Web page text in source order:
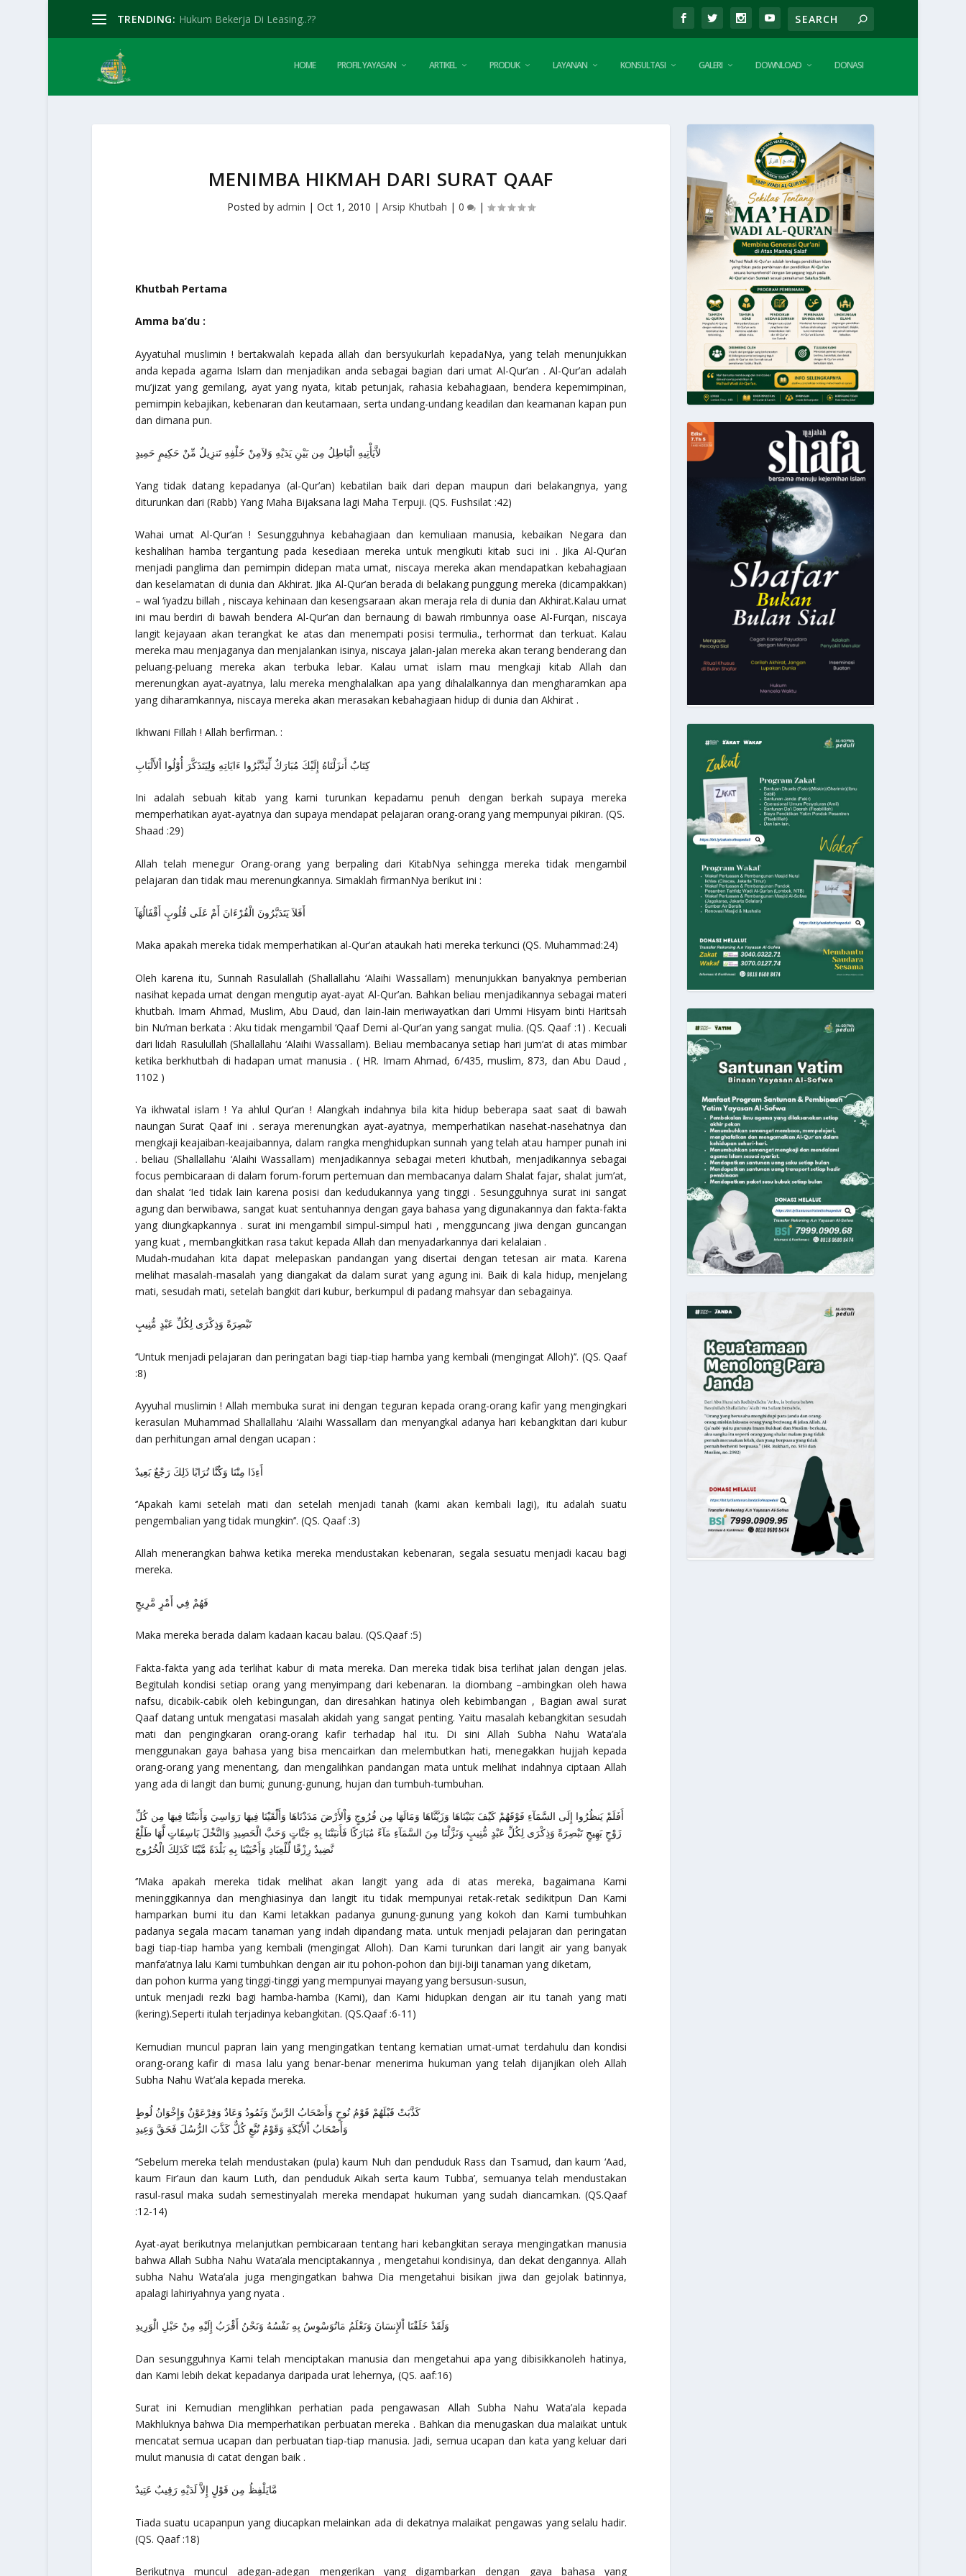
TRENDING: Hukum Bekerja Di Leasing..??
HOME PROFIL YAYASAN ARTIKEL PRODUK LAYANAN KONSULTASI GALERI DOWNLOAD DONASI
MENIMBA HIKMAH DARI SURAT QAAF
Posted by admin | Oct 1, 2010 | Arsip Khutbah | 0 |
Khutbah Pertama
Amma ba’du :
Ayyatuhal muslimin ! bertakwalah kepada allah dan bersyukurlah kepadaNya, yang telah menunjukkan
anda kepada agama Islam dan menjadikan anda sebagai bagian dari umat Al-Qur’an . Al-Qur’an adalah
mu’jizat yang gemilang, ayat yang nyata, kitab petunjak, rahasia kebahagiaan, bendera kepemimpinan,
pemimpin kebajikan, kebenaran dan keutamaan, serta undang-undang keadilan dan keamanan kapan pun
dan dimana pun.
لاَّيَأْتِيهِ الْبَاطِلُ مِن بَيْنِ يَدَيْهِ وَلاَمِنْ خَلْفِهِ تَنزِيلٌ مِّنْ حَكِيمٍ حَمِيدٍ
Yang tidak datang kepadanya (al-Qur’an) kebatilan baik dari depan maupun dari belakangnya, yang
diturunkan dari (Rabb) Yang Maha Bijaksana lagi Maha Terpuji. (QS. Fushsilat :42)
Wahai umat Al-Qur’an ! Sesungguhnya kebahagiaan dan kemuliaan manusia, kebaikan Negara dan
keshalihan hamba tergantung pada kesediaan mereka untuk mengikuti kitab suci ini . Jika Al-Qur’an
menjadi panglima dan pemimpin didepan mata umat, niscaya mereka akan mendapatkan kebahagiaan
dan keselamatan di dunia dan Akhirat. Jika Al-Qur’an berada di belakang punggung mereka (dicampakkan)
– wal ‘iyadzu billah , niscaya kehinaan dan kesengsaraan akan meraja rela di dunia dan Akhirat.Kalau umat
ini mau berdiri di bawah bendera Al-Qur’an dan bernaung di bawah rimbunnya oase Al-Furqan, niscaya
langit kejayaan akan terangkat ke atas dan menempati posisi termulia., terhormat dan terkuat. Kalau
mereka mau menjaganya dan menjalankan isinya, niscaya jalan-jalan mereka akan terang benderang dan
peluang-peluang mereka akan terbuka lebar. Kalau umat islam mau mengkaji kitab Allah dan
merenungkan ayat-ayatnya, lalu mereka menghalalkan apa yang dihalalkannya dan mengharamkan apa
yang diharamkannya, niscaya mereka akan merasakan kebahagiaan hidup di dunia dan Akhirat .
Ikhwani Fillah ! Allah berfirman. :
كِتَابٌ أَنزَلْنَاهُ إِلَيْكَ مُبَارَكٌ لِّيَدَّبَّرُوا ءَايَاتِهِ وَلِيَتَذَكَّرَ أُوْلُوا اْلأَلْبَابِ
Ini adalah sebuah kitab yang kami turunkan kepadamu penuh dengan berkah supaya mereka
memperhatikan ayat-ayatnya dan supaya mendapat pelajaran orang-orang yang mempunyai pikiran. (QS.
Shaad :29)
Allah telah menegur Orang-orang yang berpaling dari KitabNya sehingga mereka tidak mengambil
pelajaran dan tidak mau merenungkannya. Simaklah firmanNya berikut ini :
أَفَلاَ يَتَدَبَّرُونَ الْقُرْءَانَ أَمْ عَلَى قُلُوبٍ أَقْفَالُهَآ
Maka apakah mereka tidak memperhatikan al-Qur’an ataukah hati mereka terkunci (QS. Muhammad:24)
Oleh karena itu, Sunnah Rasulallah (Shallallahu ‘Alaihi Wassallam) menunjukkan banyaknya pemberian
nasihat kepada umat dengan mengutip ayat-ayat Al-Qur’an. Bahkan beliau menjadikannya sebagai materi
khutbah. Imam Ahmad, Muslim, Abu Daud, dan lain-lain meriwayatkan dari Ummi Hisyam binti Haritsah
bin Nu’man berkata : Aku tidak mengambil ‘Qaaf Demi al-Qur’an yang sangat mulia. (QS. Qaaf :1) . Kecuali
dari lidah Rasulullah (Shallallahu ‘Alaihi Wassallam). Beliau membacanya setiap hari jum’at di atas mimbar
ketika berkhutbah di hadapan umat manusia . ( HR. Imam Ahmad, 6/435, muslim, 873, dan Abu Daud ,
1102 )
Ya ikhwatal islam ! Ya ahlul Qur’an ! Alangkah indahnya bila kita hidup beberapa saat saat di bawah
naungan Surat Qaaf ini . seraya merenungkan ayat-ayatnya, memperhatikan nasehat-nasehatnya dan
mengkaji keajaiban-keajaibannya, dalam rangka menghidupkan sunnah yang telah atau hamper punah ini
. beliau (Shallallahu ‘Alaihi Wassallam) menjadikannya sebagai meteri khutbah, menjadikannya sebagai
focus pembicaraan di dalam forum-forum pertemuan dan membacanya dalam Shalat fajar, shalat jum’at,
dan shalat ‘Ied tidak lain karena posisi dan kedudukannya yang tinggi . Sesungguhnya surat ini sangat
agung dan berwibawa, sangat kuat sentuhannya dengan gaya bahasa yang digunakannya dan fakta-fakta
yang diungkapkannya . surat ini mengambil simpul-simpul hati , mengguncang jiwa dengan guncangan
yang kuat , membangkitkan rasa takut kepada Allah dan menyadarkannya dari kelalaian .
Mudah-mudahan kita dapat melepaskan pandangan yang disertai dengan tetesan air mata. Karena
melihat masalah-masalah yang diangakat da dalam surat yang agung ini. Baik di kala hidup, menjelang
mati, sesudah mati, setelah bangkit dari kubur, berkumpul di padang mahsyar dan sebagainya.
تَبْصِرَةً وَذِكْرَى لِكُلِّ عَبْدٍ مُّنِيبٍ
‘’Untuk menjadi pelajaran dan peringatan bagi tiap-tiap hamba yang kembali (mengingat Alloh)’’. (QS. Qaaf
:8)
Ayyuhal muslimin ! Allah membuka surat ini dengan teguran kepada orang-orang kafir yang mengingkari
kerasulan Muhammad Shallallahu ‘Alaihi Wassallam dan menyangkal adanya hari kebangkitan dari kubur
dan perhitungan amal dengan ucapan :
أَءِذَا مِتْنَا وَكُنَّا تُرَابًا ذَلِكَ رَجْعٌ بَعِيدٌ
‘’Apakah kami setelah mati dan setelah menjadi tanah (kami akan kembali lagi), itu adalah suatu
pengembalian yang tidak mungkin’’. (QS. Qaaf :3)
Allah menerangkan bahwa ketika mereka mendustakan kebenaran, segala sesuatu menjadi kacau bagi
mereka.
فَهُمْ فِي أَمْرٍ مَّرِيجٍ
Maka mereka berada dalam kadaan kacau balau. (QS.Qaaf :5)
Fakta-fakta yang ada terlihat kabur di mata mereka. Dan mereka tidak bisa terlihat jalan dengan jelas.
Begitulah kondisi setiap orang yang menyimpang dari kebenaran. Ia diombang –ambingkan oleh hawa
nafsu, dicabik-cabik oleh kebingungan, dan diresahkan hatinya oleh kebimbangan , Bagian awal surat
Qaaf datang untuk mengatasi masalah akidah yang sangat penting. Yaitu masalah kebangkitan sesudah
mati dan pengingkaran orang-orang kafir terhadap hal itu. Di sini Allah Subha Nahu Wata’ala
menggunakan gaya bahasa yang bisa mencairkan dan melembutkan hati, menegakkan hujjah kepada
orang-orang yang menentang, dan mengalihkan pandangan mata untuk melihat indahnya ciptaan Allah
yang ada di langit dan bumi; gunung-gunung, hujan dan tumbuh-tumbuhan.
أَفَلَمْ يَنظُرُوا إِلَى السَّمَآءِ فَوْقَهُمْ كَيْفَ بَنَيْنَاهَا وَزَيَّنَّاهَا وَمَالَهَا مِن فُرُوجٍ وَاْلأَرْضَ مَدَدْنَاهَا وَأَلْقَيْنَا فِيهَا رَوَاسِيَ وَأَنبَتْنَا فِيهَا مِن كُلِّ
زَوْجٍ بَهِيجٍ تَبْصِرَةً وَذِكْرَى لِكُلِّ عَبْدٍ مُّنِيبٍ وَنَزَّلْنَا مِنَ السَّمَآءِ مَآءً مُبَارَكًا فَأَنبَتْنَا بِهِ جَنَّاتٍ وَحَبَّ الْحَصِيدِ وَالنَّخْلَ بَاسِقَاتٍ لَّهَا طَلْعٌ
نَّضِيدٌ رِزْقًا لِّلْعِبَادِ وَأَحْيَيْنَا بِهِ بَلْدَةً مَّيْتًا كَذَلِكَ الْخُرُوج
‘’Maka apakah mereka tidak melihat akan langit yang ada di atas mereka, bagaimana Kami
meninggikannya dan menghiasinya dan langit itu tidak mempunyai retak-retak sedikitpun Dan Kami
hamparkan bumi itu dan Kami letakkan padanya gunung-gunung yang kokoh dan Kami tumbuhkan
padanya segala macam tanaman yang indah dipandang mata. untuk menjadi pelajaran dan peringatan
bagi tiap-tiap hamba yang kembali (mengingat Alloh). Dan Kami turunkan dari langit air yang banyak
manfa’atnya lalu Kami tumbuhkan dengan air itu pohon-pohon dan biji-biji tanaman yang diketam,
dan pohon kurma yang tinggi-tinggi yang mempunyai mayang yang bersusun-susun,
untuk menjadi rezki bagi hamba-hamba (Kami), dan Kami hidupkan dengan air itu tanah yang mati
(kering).Seperti itulah terjadinya kebangkitan. (QS.Qaaf :6-11)
Kemudian muncul papran lain yang mengingatkan tentang kematian umat-umat terdahulu dan kondisi
orang-orang kafir di masa lalu yang benar-benar menerima hukuman yang telah dijanjikan oleh Allah
Subha Nahu Wat’ala kepada mereka.
كَذَّبَتْ قَبْلَهُمْ قَوْمُ نُوحٍ وَأَصْحَابُ الرَّسِّ وَثَمُودُ وَعَادٌ وَفِرْعَوْنٌ وَإِخْوَانُ لُوطٍ
وَأَصْحَابُ اْلأَيْكَةِ وَقَوْمُ تُبَّعٍ كُلٌّ كَذَّبَ الرُّسُلَ فَحَقَّ وَعِيدِ
‘’Sebelum mereka telah mendustakan (pula) kaum Nuh dan penduduk Rass dan Tsamud, dan kaum ‘Aad,
kaum Fir’aun dan kaum Luth, dan penduduk Aikah serta kaum Tubba’, semuanya telah mendustakan
rasul-rasul maka sudah semestinyalah mereka mendapat hukuman yang sudah diancamkan. (QS.Qaaf
:12-14)
Ayat-ayat berikutnya melanjutkan pembicaraan tentang hari kebangkitan seraya mengingatkan manusia
bahwa Allah Subha Nahu Wata’ala menciptakannya , mengetahui kondisinya, dan dekat dengannya. Allah
subha Nahu Wata’ala juga mengingatkan bahwa Dia mengetahui bisikan jiwa dan gejolak batinnya,
apalagi lahiriyahnya yang nyata .
وَلَقَدْ خَلَقْنَا اْلإِنسَانَ وَنَعْلَمُ مَاتُوَسْوِسُ بِهِ نَفْسُهُ وَنَحْنُ أَقْرَبُ إِلَيْهِ مِنْ حَبْلِ الْوَرِيدِ
Dan sesungguhnya Kami telah menciptakan manusia dan mengetahui apa yang dibisikkanoleh hatinya,
dan Kami lebih dekat kepadanya daripada urat lehernya, (QS. aaf:16)
Surat ini Kemudian menglihkan perhatian pada pengawasan Allah Subha Nahu Wata’ala kepada
Makhluknya bahwa Dia memperhatikan perbuatan mereka . Bahkan dia menugaskan dua malaikat untuk
mencatat semua ucapan dan perbuatan tiap-tiap manusia. Jadi, semua ucapan dan kata yang keluar dari
mulut manusia di catat dengan baik .
مَّايَلْفِظُ مِن قَوْلٍ إِلاَّ لَدَيْهِ رَقِيبٌ عَتِيدٌ
Tiada suatu ucapanpun yang diucapkan melainkan ada di dekatnya malaikat pengawas yang selalu hadir.
(QS. Qaaf :18)
Berikutnya muncul adegan-adegan mengerikan yang digambarkan dengan gaya bahasa yang